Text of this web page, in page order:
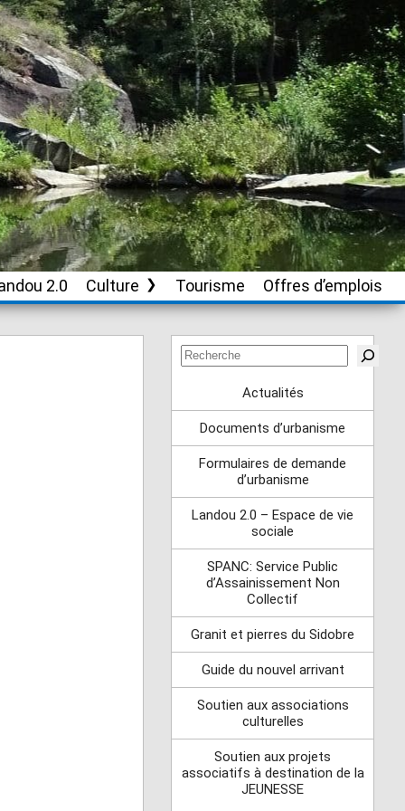
2.0 Culture
Soutien aux
associations culturelles
Tourisme Offres d’emplois
Rechercher
Actualités
Documents d’urbanisme
Formulaires de demande
d’urbanisme
Landou 2.0 – Espace de vie
sociale
SPANC: Service Public
d’Assainissement Non
Collectif
Granit et pierres du Sidobre
Guide du nouvel arrivant
Soutien aux associations
culturelles
Soutien aux projets
associatifs à destination de la
JEUNESSE